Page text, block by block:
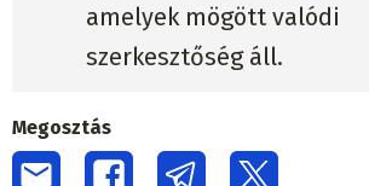
amelyek mögött valódi
szerkesztőség áll.
Megosztás